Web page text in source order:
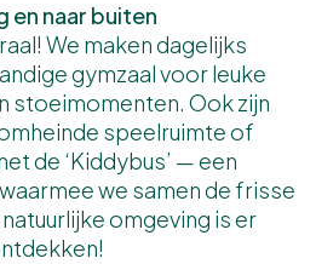
en naar buiten
We maken dagelijks
gymzaal voor leuke
stoeimomenten. Ook zijn
speelruimte of
de ‘Kiddybus’ — een
we samen de frisse
omgeving is er